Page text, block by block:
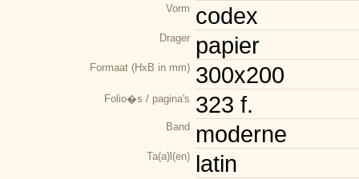
Vorm codex
Drager papier
Formaat (HxB in mm) 300x200
Folio�s / pagina's 323 f.
Band moderne
Ta(a)l(en) latin